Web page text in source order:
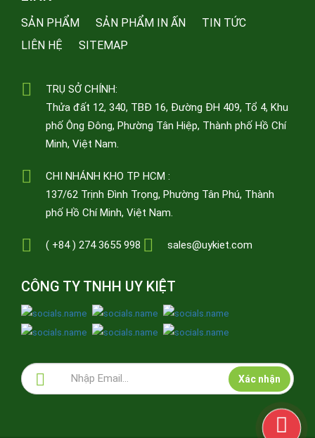
SẢN PHẨM SẢN PHẨM IN ẤN
TIN TỨC
LIÊN HỆ
SITEMAP
TRỤ SỞ CHÍNH:
Thửa đất 12, 340, TBĐ 16, Đường ĐH 409, Tổ 4, Khu
phố Ông Đông, Phường Tân Hiệp, Thành phố Hồ Chí
Minh, Việt Nam.
CHI NHÁNH KHO TP HCM :
137/62 Trịnh Đình Trọng, Phường Tân Phú, Thành
phố Hồ Chí Minh, Việt Nam.
( +84 ) 274 3655 998 sales@uykiet.com
CÔNG TY TNHH UY KIỆT
Xác nhận